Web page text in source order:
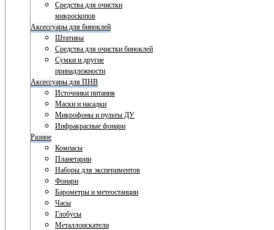
Средства для очистки
микроскопов
Аксессуары для биноклей
Штативы
Средства для очистки биноклей
Сумки и другие
принадлежности
Аксессуары для ПНВ
Источники питания
Маски и насадки
Микрофоны и пульты ДУ
Инфракрасные фонари
Разное
Компасы
Планетарии
Наборы для экспериментов
Фонари
Барометры и метеостанции
Часы
Глобусы
Металлоискатели